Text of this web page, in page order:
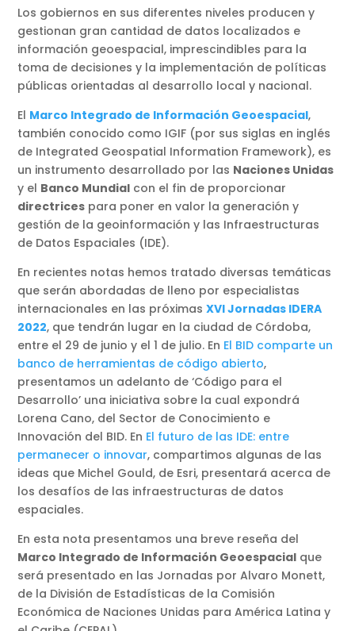
Los gobiernos en sus diferentes niveles producen y
gestionan gran cantidad de datos localizados e
información geoespacial, imprescindibles para la
toma de decisiones y la implementación de políticas
públicas orientadas al desarrollo local y nacional.
El Marco Integrado de Información Geoespacial,
también conocido como IGIF (por sus siglas en inglés
de Integrated Geospatial Information Framework), es
un instrumento desarrollado por las Naciones Unidas
y el Banco Mundial con el fin de proporcionar
directrices para poner en valor la generación y
gestión de la geoinformación y las Infraestructuras
de Datos Espaciales (IDE).
En recientes notas hemos tratado diversas temáticas
que serán abordadas de lleno por especialistas
internacionales en las próximasXVI Jornadas IDERA
2022, que tendrán lugar en la ciudad de Córdoba,
entre el 29 de junio y el 1 de julio. En El BID comparte un
banco de herramientas de código abierto,
presentamos un adelanto de ‘Código para el
Desarrollo’ una iniciativa sobre la cual expondrá
Lorena Cano, del Sector de Conocimiento e
Innovación del BID. En El futuro de las IDE: entre
permanecer o innovar, compartimos algunas de las
ideas que Michel Gould, de Esri, presentará acerca de
los desafíos de las infraestructuras de datos
espaciales.
En esta nota presentamos una breve reseña del
Marco Integrado de Información Geoespacial que
será presentado en las Jornadas por Alvaro Monett,
de la División de Estadísticas de la Comisión
Económica de Naciones Unidas para América Latina y